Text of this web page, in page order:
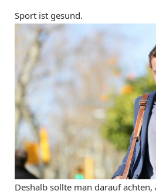
Sport ist gesund.
Deshalb sollte man darauf